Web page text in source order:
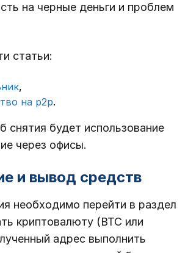
на черные деньги и проблем
статьи:
,
на p2p.
снятия будет использование
через офисы.
и вывод средств
необходимо перейти в раздел
криптовалюту (BTC или
адрес выполнить